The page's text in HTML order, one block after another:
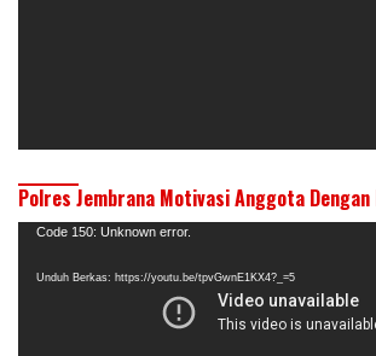
Polres Jembrana Motivasi Anggota
Pemutar
Code 150: Unknown error.
Unduh Berkas: https://youtu.be/tpvGwnE1KX4?_=5